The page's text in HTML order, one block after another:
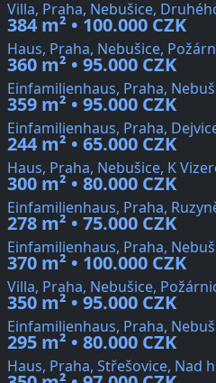
Villa, Praha, Nebušice,
384 m² • 100.000 CZK
Haus, Praha, Nebušice,
360 m² • 95.000 CZK
Einfamilienhaus, Praha,
359 m² • 95.000 CZK
Einfamilienhaus, Praha,
244 m² • 65.000 CZK
Haus, Praha, Nebušice, K
300 m² • 80.000 CZK
Einfamilienhaus, Praha,
278 m² • 75.000 CZK
Einfamilienhaus, Praha,
370 m² • 100.000 CZK
Villa, Praha, Nebušice,
350 m² • 95.000 CZK
Einfamilienhaus, Praha,
295 m² • 80.000 CZK
Haus, Praha, Střešovice, Nad